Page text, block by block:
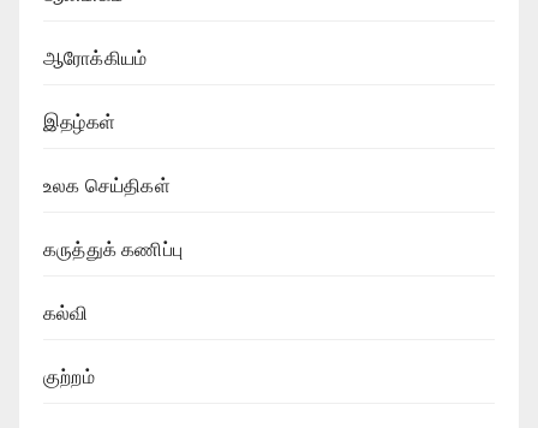
ஆரோக்கியம்
இதழ்கள்
உலக செய்திகள்
கருத்துக் கணிப்பு
கல்வி
குற்றம்